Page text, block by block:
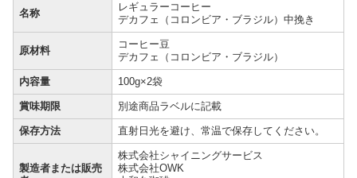
名称
レギュラーコーヒー
デカフェ（コロンビア・ブラジル）中挽き
原材料
コーヒー豆
デカフェ（コロンビア・ブラジル）
内容量 100g×2袋
賞味期限 別途商品ラベルに記載
保存方法 直射日光を避け、常温で保存してください。
製造者または販売
株式会社シャイニングサービス
株式会社OWK